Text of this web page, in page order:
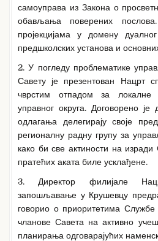
самоуправа из Закона о
обављања поверених
пројекцијама у домену
предшколских установа и
2. У погледу проблематике
Савету је презентован Нацрт
чврстим отпадом за локалне
управног округа. Договорено
одлагања делегирају своје
регионалну радну групу за
како би све актиности на изради
пратећих аката биле усклађене.
3. Директор филијале
запошљавање у Крушевцу
говорио о приоритетима
чланове Савета на активно
планирања одговарајућих